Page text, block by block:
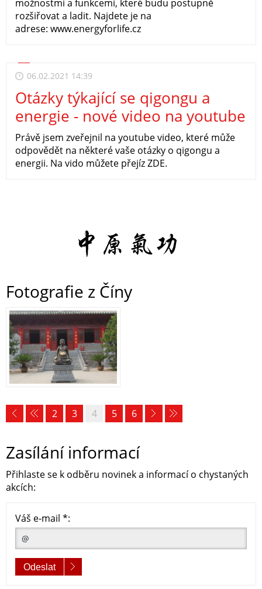
možnostmi a funkcemi, které budu postupně
rozšiřovat a ladit. Najdete je na
adrese: www.energyforlife.cz
06.02.2021 14:39
Otázky týkající se qigongu a
energie - nové video na youtube
Právě jsem zveřejnil na youtube video, které může
odpovědět na některé vaše otázky o qigongu a
energii. Na vido můžete přejíz ZDE.
Fotografie z Číny
2 3 4 5 6
Zasílání informací
Přihlaste se k odběru novinek a informací o chystaných
akcích:
Váš e-mail *:
Odeslat